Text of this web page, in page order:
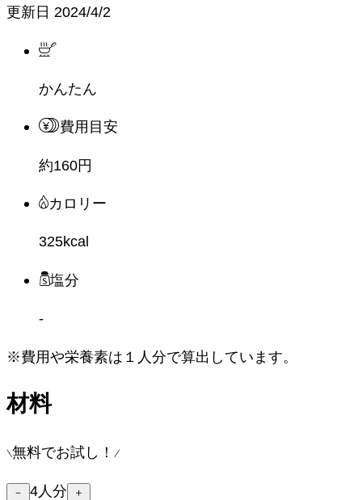
更新日 2024/4/2
かんたん
費用目安
約160円
カロリー
325kcal
塩分
-
※費用や栄養素は １人分で算出しています。
材料
無料でお試し！
－ 4人分 ＋